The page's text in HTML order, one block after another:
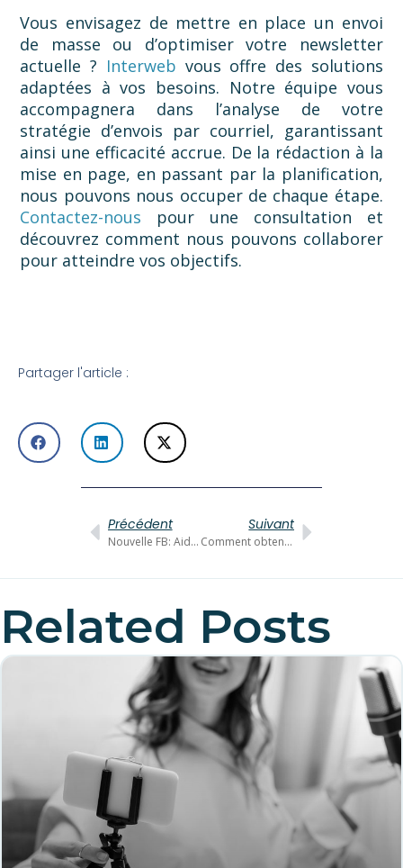
Vous envisagez de mettre en place un envoi
de masse ou d’optimiser votre newsletter
actuelle ? Interweb vous offre des solutions
adaptées à vos besoins. Notre équipe vous
accompagnera dans l’analyse de votre
stratégie d’envois par courriel, garantissant
ainsi une efficacité accrue. De la rédaction à la
mise en page, en passant par la planification,
nous pouvons nous occuper de chaque étape.
Contactez-nous pour une consultation et
découvrez comment nous pouvons collaborer
pour atteindre vos objectifs.
Partager l'article :
Précédent
Nouvelle FB: Aider les créateurs à tester le contenu
Suivant
Comment obtenir des leads avec TikTok
Related Posts